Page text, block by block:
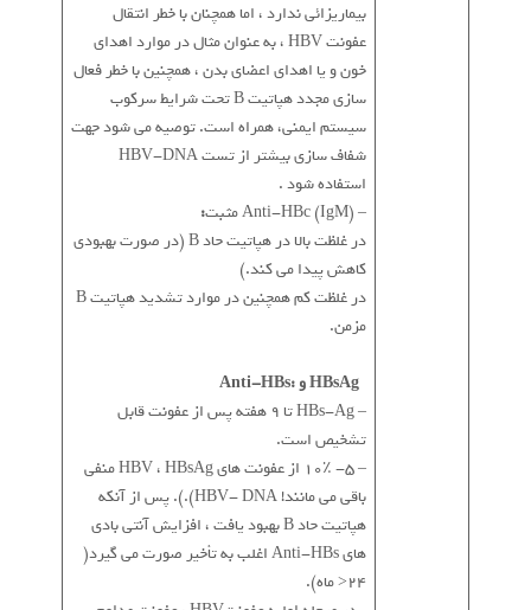
بیماریزائی ندارد ، اما همچنان با خطر انتقال
عفونت HBV ، به عنوان مثال در موارد اهدای
خون و یا اهدای اعضای بدن ، همچنین با خطر فعال
سازی مجدد هپاتیت B تحت شرایط سرکوب
سیستم ایمنی، همراه است. توصیه می شود جهت
شفاف سازی بیشتر از تست HBV-DNA
استفاده شود .
– Anti-HBc (IgM) مثبت
:
در غلظت بالا در هپاتیت حاد B (در صورت بهبودی
کاهش پیدا می کند.)
در غلظت کم همچنین در موارد تشدید هپاتیت B
مزمن.
HBsAg و :Anti-HBs
– HBs-Ag تا 9 هفته پس از عفونت قابل
تشخیص است.
– 5- 10٪ از عفونت های HBV ، HBsAg منفی
باقی می مانند! HBV- DNA).). پس از آنکه
هپاتیت حاد B بهبود یافت ، افزایش آنتی بادی
های Anti-HBs اغلب به تأخیر صورت می گیرد(
24< ماه).